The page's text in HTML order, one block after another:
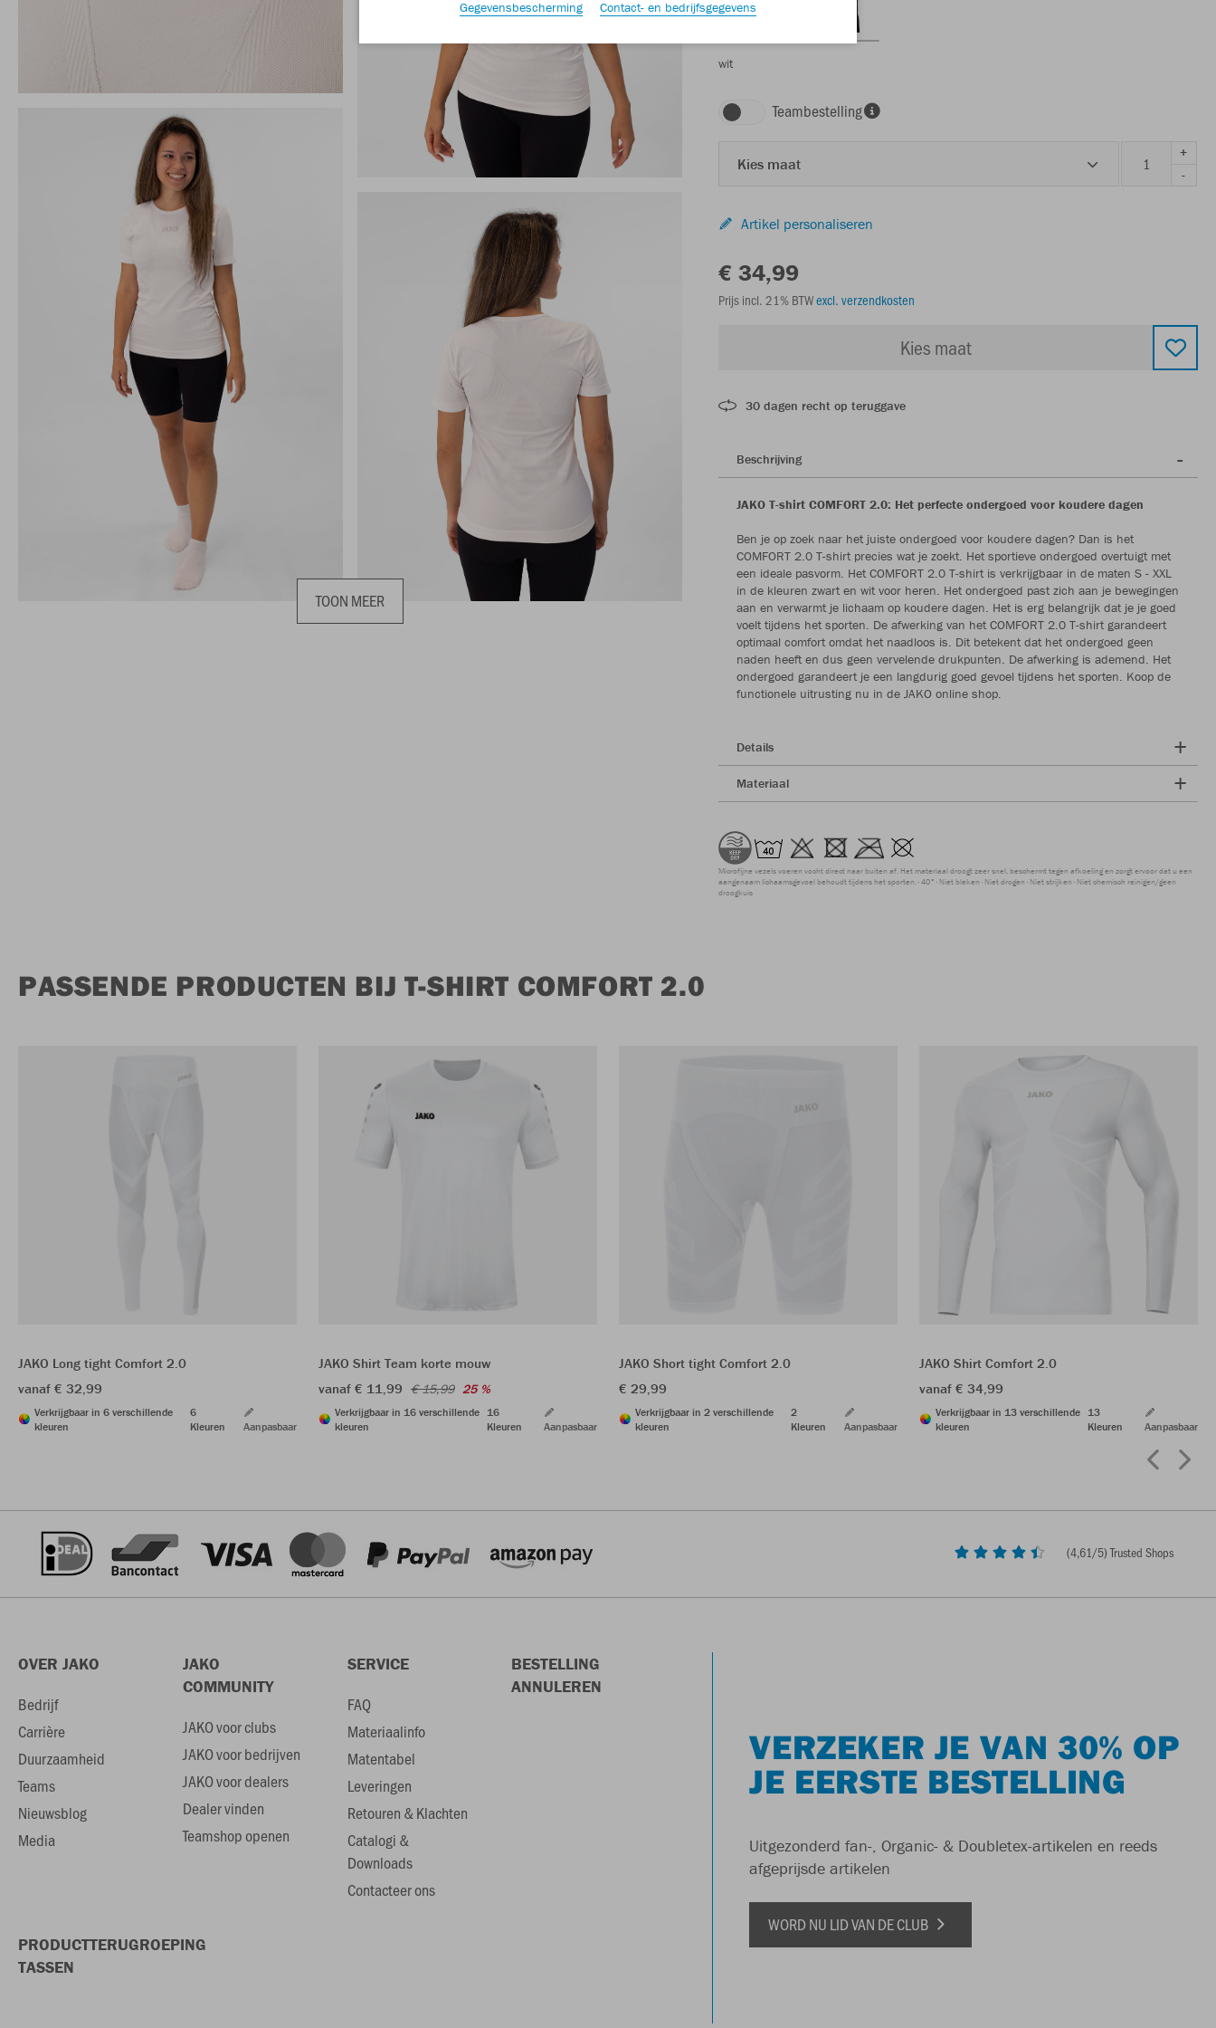
TOON MEER
wit
Teambestelling
Kies maat
+
-
Artikel personaliseren
€ 34,99
Prijs incl. 21% BTWexcl. verzendkosten
Kies maat
30 dagen recht op teruggave
Beschrijving
JAKO T-shirt COMFORT 2.0: Het perfecte ondergoed voor koudere dagen
Ben je op zoek naar het juiste ondergoed voor koudere dagen? Dan is het
COMFORT 2.0 T-shirt precies wat je zoekt. Het sportieve ondergoed overtuigt met
een ideale pasvorm. Het COMFORT 2.0 T-shirt is verkrijgbaar in de maten S - XXL
in de kleuren zwart en wit voor heren. Het ondergoed past zich aan je bewegingen
aan en verwarmt je lichaam op koudere dagen. Het is erg belangrijk dat je je goed
voelt tijdens het sporten. De afwerking van het COMFORT 2.0 T-shirt garandeert
optimaal comfort omdat het naadloos is. Dit betekent dat het ondergoed geen
naden heeft en dus geen vervelende drukpunten. De afwerking is ademend. Het
ondergoed garandeert je een langdurig goed gevoel tijdens het sporten. Koop de
functionele uitrusting nu in de JAKO online shop.
Details
Materiaal
Microfijne vezels voeren vocht direct naar buiten af. Het materiaal droogt zeer snel, beschermt tegen afkoeling en zorgt ervoor dat u een
aangenaam lichaamsgevoel behoudt tijdens het sporten. 40° Niet bleken Niet drogen Niet strijken Niet chemisch reinigen/geen
droogkuis
PASSENDE PRODUCTEN BIJ T-SHIRT COMFORT 2.0
JAKO Long tight Comfort 2.0
vanaf € 32,99
Verkrijgbaar in 6 verschillende
kleuren
6
Kleuren
Aanpasbaar
JAKO Shirt Team korte mouw
vanaf € 11,99 € 15,99 25 %
Verkrijgbaar in 16 verschillende
kleuren
16
Kleuren
Aanpasbaar
JAKO Short tight Comfort 2.0
€ 29,99
Verkrijgbaar in 2 verschillende
kleuren
2
Kleuren
Aanpasbaar
JAKO Shirt Comfort 2.0
vanaf € 34,99
Verkrijgbaar in 13 verschillende
kleuren
13
Kleuren
Aanpasbaar
(4,61/5) Trusted Shops
OVER JAKO
Bedrijf
Carrière
Duurzaamheid
Teams
Nieuwsblog
Media
JAKO
COMMUNITY
JAKO voor clubs
JAKO voor bedrijven
JAKO voor dealers
Dealer vinden
Teamshop openen
SERVICE
FAQ
Materiaalinfo
Matentabel
Leveringen
Retouren & Klachten
Catalogi &
Downloads
Contacteer ons
BESTELLING
ANNULEREN
PRODUCTTERUGROEPING
TASSEN
VERZEKER JE VAN 30% OP
JE EERSTE BESTELLING
Uitgezonderd fan-, Organic- & Doubletex-artikelen en reeds
afgeprijsde artikelen
WORD NU LID VAN DE CLUB
Gegevensbescherming Contact- en bedrijfsgegevens